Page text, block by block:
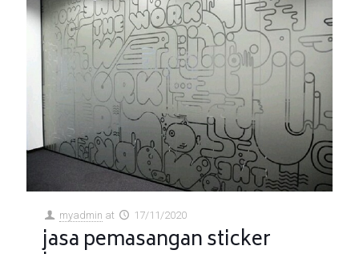
myadmin at 17/11/2020
jasa pemasangan sticker